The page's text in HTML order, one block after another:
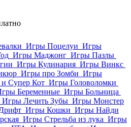
Игры Поцелуи Игры
Игры Маджонг Игры Пазлы
Игры Кулинария Игры Винкс
Игры про Зомби Игры
Супер Кот Игры Головоломки
Беременные Игры Больница
Игры Лечить Зубы Игры Монстер
Игры Кошки Игры Найди
Игры Стрельба из лука Игры